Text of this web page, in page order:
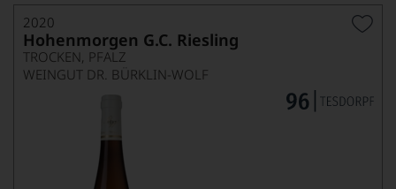
2020
Hohenmorgen G.C. Riesling
TROCKEN, PFALZ
WEINGUT DR. BÜRKLIN-WOLF